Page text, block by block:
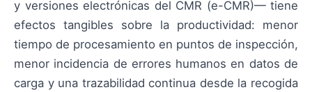
y versiones electrónicas del CMR (e-CMR)— tiene
efectos tangibles sobre la productividad: menor
tiempo de procesamiento en puntos de inspección,
menor incidencia de errores humanos en datos de
carga y una trazabilidad continua desde la recogida